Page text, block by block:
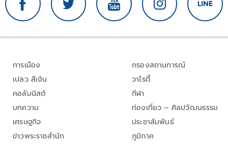
การเมือง
เปลว สีเงิน
คอลัมนิสต์
บทความ
เศรษฐกิจ
ข่าวพระราชสำนัก
กรองสถานการณ์
วาไรตี้
กีฬา
ท่องเที่ยว – ศิลปวัฒนธรรม
ประชาสัมพันธ์
ภูมิภาค